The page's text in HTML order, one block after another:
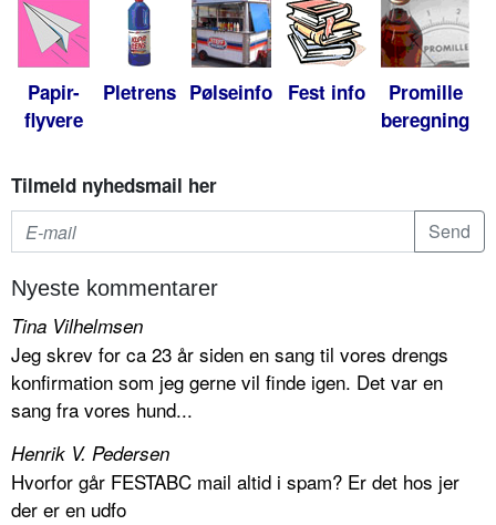
Papir-
flyvere
Pletrens Pølseinfo Fest info
Promille
beregning
Tilmeld nyhedsmail her
Nyeste kommentarer
Tina Vilhelmsen
Jeg skrev for ca 23 år siden en sang til vores drengs
konfirmation som jeg gerne vil finde igen. Det var en
sang fra vores hund...
Henrik V. Pedersen
Hvorfor går FESTABC mail altid i spam? Er det hos jer
der er en udfo